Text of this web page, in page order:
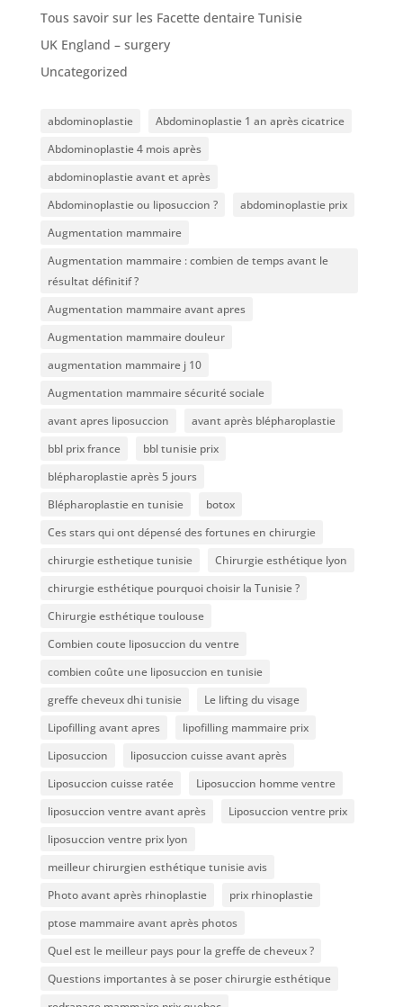
Tous savoir sur les Facette dentaire Tunisie
UK England – surgery
Uncategorized
abdominoplastie
Abdominoplastie 1 an après cicatrice
Abdominoplastie 4 mois après
abdominoplastie avant et après
Abdominoplastie ou liposuccion ?
abdominoplastie prix
Augmentation mammaire
Augmentation mammaire : combien de temps avant le
résultat définitif ?
Augmentation mammaire avant apres
Augmentation mammaire douleur
augmentation mammaire j 10
Augmentation mammaire sécurité sociale
avant apres liposuccion
avant après blépharoplastie
bbl prix france
bbl tunisie prix
blépharoplastie après 5 jours
Blépharoplastie en tunisie
botox
Ces stars qui ont dépensé des fortunes en chirurgie
chirurgie esthetique tunisie
Chirurgie esthétique lyon
chirurgie esthétique pourquoi choisir la Tunisie ?
Chirurgie esthétique toulouse
Combien coute liposuccion du ventre​
combien coûte une liposuccion en tunisie
greffe cheveux dhi tunisie
Le lifting du visage
Lipofilling avant apres
lipofilling mammaire prix
Liposuccion
liposuccion cuisse avant après
Liposuccion cuisse ratée
Liposuccion homme ventre
liposuccion ventre avant après
Liposuccion ventre prix
liposuccion ventre prix lyon
meilleur chirurgien esthétique tunisie avis
Photo avant après rhinoplastie
prix rhinoplastie
ptose mammaire avant après photos
Quel est le meilleur pays pour la greffe de cheveux ?
Questions importantes à se poser chirurgie esthétique